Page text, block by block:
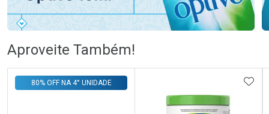
Comprar sem Desconto
Por R$ 108,99/cada
Comprar sem Desconto
Por R$ 108,99/cada
Comprar sem Desconto
Comprar sem Desconto
Aproveite Também!
80% OFF NA 4° UNIDADE